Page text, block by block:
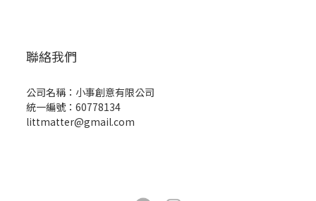
聯絡我們
公司名稱：小事創意有限公司
統一編號：60778134
littmatter@gmail.com